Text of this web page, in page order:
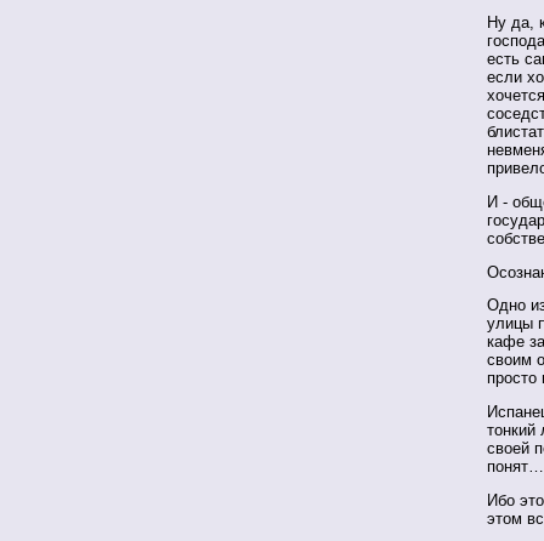
Ну да,
есть
если
И -
Одно
улицы
кафе
своим
просто
тонкий
своей
понят…
Ибо
этом